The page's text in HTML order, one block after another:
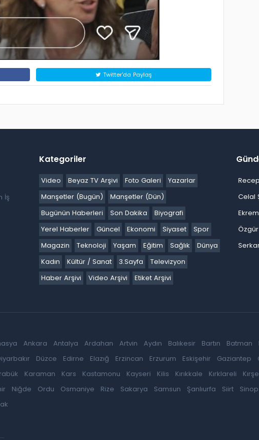
Twitter'da Paylaş
İş
Kategoriler
Video Beyaz TV Arşivi Foto Galeri
Yazarlar
Manşetler (Bugün)
Manşetler (Dün)
Bugünün Haberleri
Son Dakika
Biyografi
Yerel Haberler
Güncel Ekonomi Siyaset
Spor
Magazin
Teknoloji Yaşam Eğitim Sağlık
Dünya
Kadın
Kültür / Sanat 3.Sayfa
Televizyon
Haber Arşivi
Video Arşivi Etiket Arşivi
Celal
Ankara Antalya Ardahan Artvin Aydın Balıkesir Bartın Batman
Düzce Edirne Elazığ Erzincan Erzurum Eskişehir Gaziantep
Karaman Kars Kastamonu Kayseri Kilis Kırıkkale Kırklareli
Niğde Ordu Osmaniye Rize Sakarya Samsun Şanlıurfa Siirt Sinop